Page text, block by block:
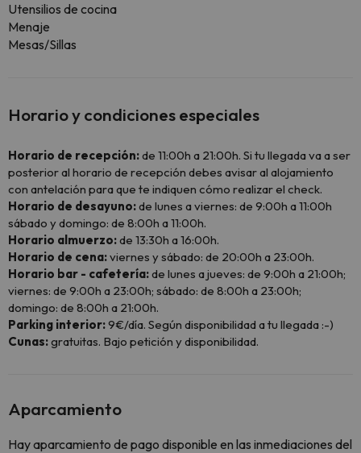
Utensilios de cocina
Menaje
Mesas/Sillas
Horario y condiciones especiales
Horario de recepción:de 11:00h a 21:00h. Si tu llegada va a ser
posterior al horario de recepción debes avisar al alojamiento
con antelación para que te indiquen cómo realizar el check.
Horario de desayuno:de lunes a viernes: de 9:00h a 11:00h
sábado y domingo: de 8:00h a 11:00h.
Horario almuerzo:de 13:30h a 16:00h.
Horario de cena:viernes y sábado: de 20:00h a 23:00h.
Horario bar - cafetería:de lunes a jueves: de 9:00h a 21:00h;
viernes: de 9:00h a 23:00h; sábado: de 8:00h a 23:00h;
domingo: de 8:00h a 21:00h.
Parking interior:9€/día. Según disponibilidad a tu llegada :-)
Cunas:gratuitas. Bajo petición y disponibilidad.
Aparcamiento
Hay aparcamiento de pago disponible en las inmediaciones del